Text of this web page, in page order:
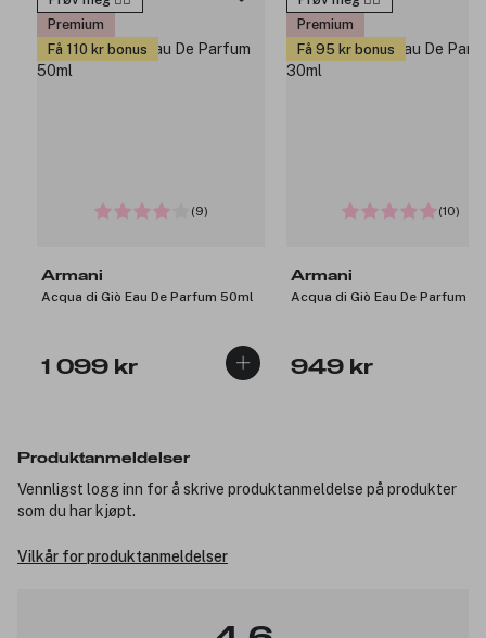
Premium
Få 110 kr bonus
(9)
Armani
Acqua di Giò Eau De Parfum 50ml
1 099 kr
Premium
Få 95 kr bonus
(10)
Armani
Acqua di Giò Eau De Parfum
949 kr
Produktanmeldelser
Vennligst logg inn for å skrive produktanmeldelse på produkter
som du har kjøpt.
Vilkår for produktanmeldelser